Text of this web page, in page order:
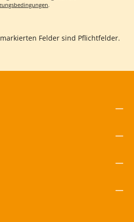
ist ansprechend gestaltet
.
Felder sind Pflichtfelder.